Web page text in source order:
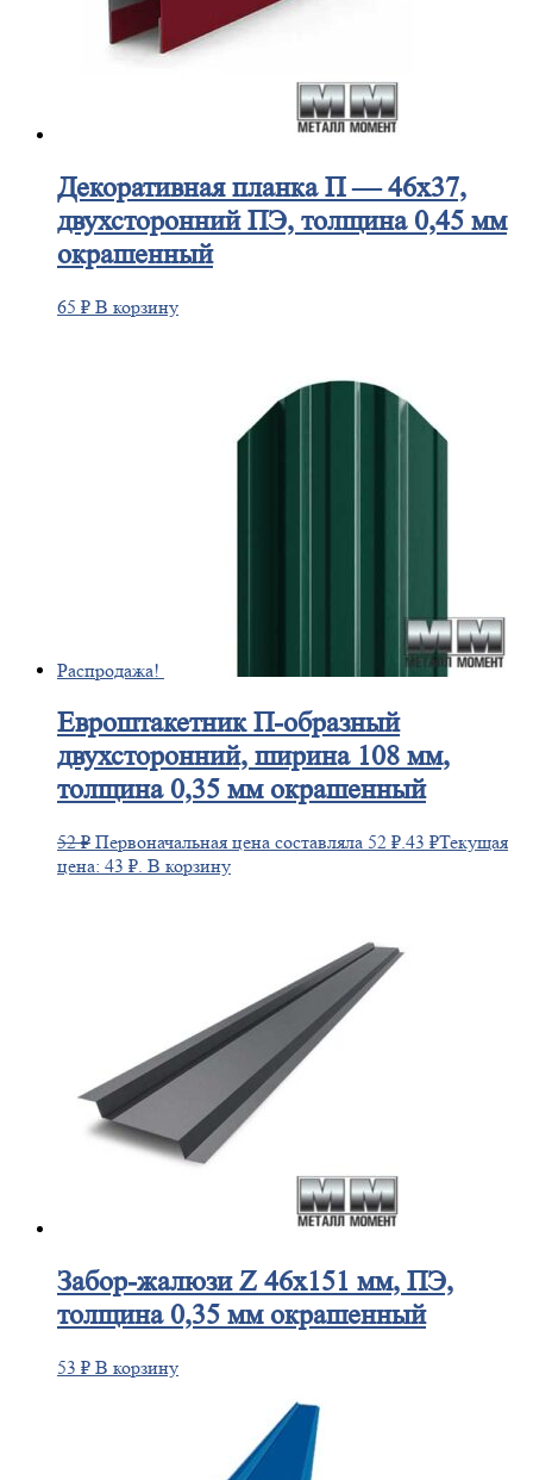
Декоративнаяпланка П — 46х37,
двухсторонний ПЭ, толщина 0,45 мм
окрашенный
65 ₽ В корзину
Распродажа!
ЕвроштакетникП-образный
двухсторонний, ширина 108 мм,
толщина 0,35 мм окрашенный
52₽ Первоначальная цена составляла 52 ₽. 43 ₽Текущая
цена: 43 ₽. В корзину
Забор-жалюзиZ 46х151 мм, ПЭ,
толщина 0,35 мм окрашенный
53 ₽ В корзину